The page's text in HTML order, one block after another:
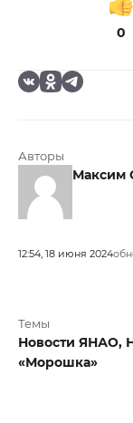
0
Авторы
Максим
12:54, 18 июня 2024
Темы
Новости ЯНАО,
«Морошка»